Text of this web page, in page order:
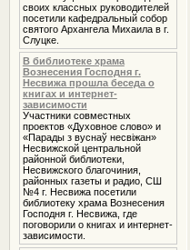
своих классных руководителей
посетили кафедральный собор
святого Архангела Михаила в г.
Слуцке.
В библиотеке храма
Вознесения Господня г.
Несвижа прошла беседа о
книгах и интернет-
зависимости
Участники совместных
проектов «Духовное слово» и
«Парады з вуснаў несвіжан»
Несвижской центральной
районной библиотеки,
Несвижского благочиния,
районных газеты и радио, СШ
№4 г. Несвижа посетили
библиотеку храма Вознесения
Господня г. Несвижа, где
поговорили о книгах и интернет-
зависимости.